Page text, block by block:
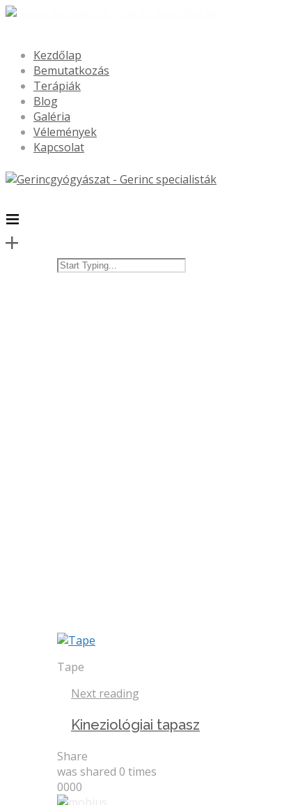
Kezdőlap
Bemutatkozás
Terápiák
Blog
Galéria
Vélemények
Kapcsolat
Tape
Next reading
Kineziológiai tapasz
Share
was shared 0 times
0000